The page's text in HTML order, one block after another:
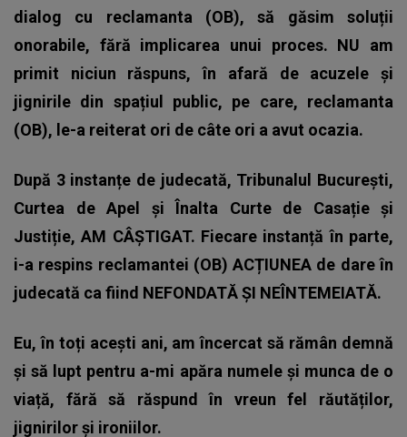
dialog cu reclamanta (OB), să găsim soluții
onorabile, fără implicarea unui proces. NU am
primit niciun răspuns, în afară de acuzele și
jignirile din spațiul public, pe care, reclamanta
(OB), le-a reiterat ori de câte ori a avut ocazia.
După 3 instanțe de judecată, Tribunalul București,
Curtea de Apel și Înalta Curte de Casație și
Justiție, AM CÂȘTIGAT. Fiecare instanță în parte,
i-a respins reclamantei (OB) ACȚIUNEA de dare în
judecată ca fiind NEFONDATĂ ȘI NEÎNTEMEIATĂ.
Eu, în toți acești ani, am încercat să rămân demnă
și să lupt pentru a-mi apăra numele și munca de o
viață, fără să răspund în vreun fel răutăților,
jignirilor și ironiilor.